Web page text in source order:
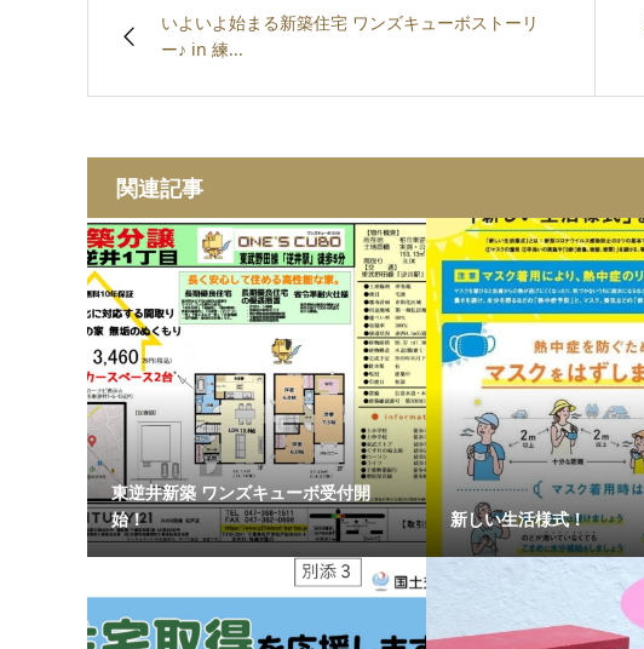
いよいよ始まる新築住宅 ワンズキューボストーリ
ー♪ in 練...
関連記事
東逆井新築 ワンズキューボ受付開
始！
新しい生活様式！